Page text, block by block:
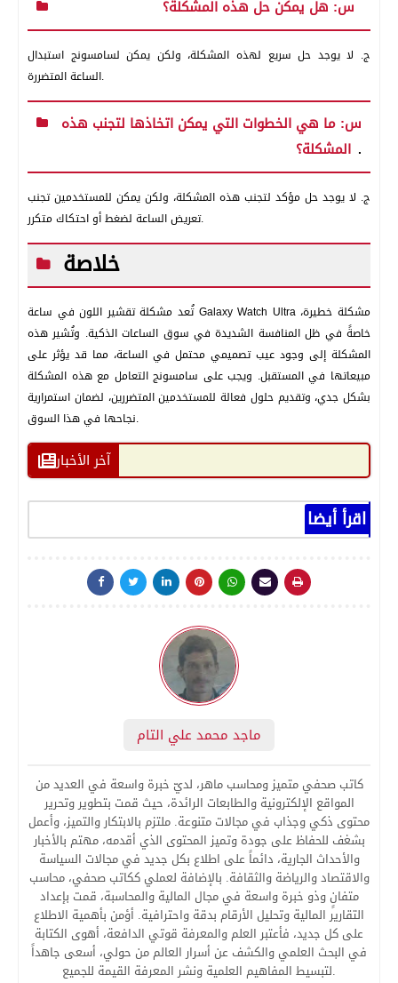
ج. لا يوجد حل سريع لهذه المشكلة، ولكن يمكن لسامسونج استبدال
الساعة المتضررة.
س: ما هي الخطوات التي يمكن اتخاذها لتجنب هذه
.
ج. لا يوجد حل مؤكد لتجنب هذه المشكلة، ولكن يمكن للمستخدمين تجنب
تعريض الساعة لضغط أو احتكاك متكرر.
خلاصة
تُعد مشكلة تقشير اللون في ساعة Galaxy Watch Ultra مشكلة خطيرة،
خاصةً في ظل المنافسة الشديدة في سوق الساعات الذكية. وتُشير هذه
المشكلة إلى وجود عيب تصميمي محتمل في الساعة، مما قد يؤثر على
مبيعاتها في المستقبل. ويجب على سامسونج التعامل مع هذه المشكلة
بشكل جدي، وتقديم حلول فعالة للمستخدمين المتضررين، لضمان استمرارية
نجاحها في هذا السوق.
آخر الأخبار
اقرأ أيضا
ماجد محمد علي التام
كاتب صحفي متميز ومحاسب ماهر، لديّ خبرة واسعة في العديد من
المواقع الإلكترونية والطابعات الرائدة، حيث قمت بتطوير وتحرير
محتوى ذكي وجذاب في مجالات متنوعة. ملتزم بالابتكار والتميز، وأعمل
بشغف للحفاظ على جودة وتميز المحتوى الذي أقدمه، مهتم بالأخبار
والأحداث الجارية، دائماً على اطلاع بكل جديد في مجالات السياسة
والاقتصاد والرياضة والثقافة. بالإضافة لعملي ككاتب صحفي، محاسب
متفانٍ وذو خبرة واسعة في مجال المالية والمحاسبة، قمت بإعداد
التقارير المالية وتحليل الأرقام بدقة واحترافية. أؤمن بأهمية الاطلاع
على كل جديد، فأعتبر العلم والمعرفة قوتي الدافعة، أهوى الكتابة
في البحث العلمي والكشف عن أسرار العالم من حولي، أسعى جاهداً
لتبسيط المفاهيم العلمية ونشر المعرفة القيمة للجميع.